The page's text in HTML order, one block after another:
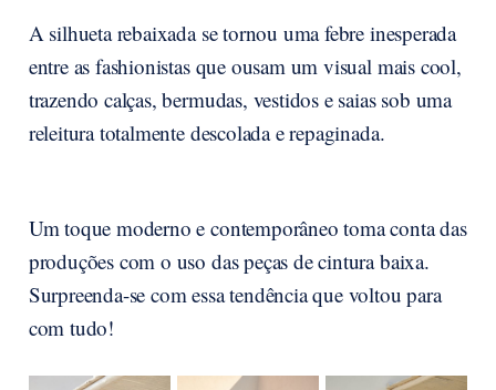
A silhueta rebaixada se tornou uma febre inesperada
entre as fashionistas que ousam um visual mais cool,
trazendo calças, bermudas, vestidos e saias sob uma
releitura totalmente descolada e repaginada.
Um toque moderno e contemporâneo toma conta das
produções com o uso das peças de cintura baixa.
Surpreenda-se com essa tendência que voltou para
com tudo!